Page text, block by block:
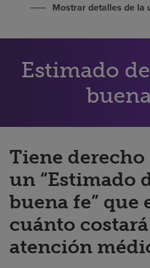
Mostrar detalles de la
Estimado
Tiene
un “Estimado
buena fe” que
cuánto
atención